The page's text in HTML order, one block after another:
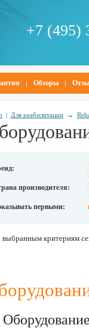
+7 (495)
Обзоры
| Для реабилитации →
производителя:
первыми:
критериям